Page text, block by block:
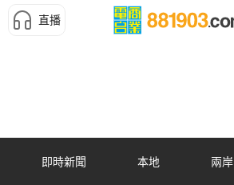
直播
即時新聞 本地 兩岸